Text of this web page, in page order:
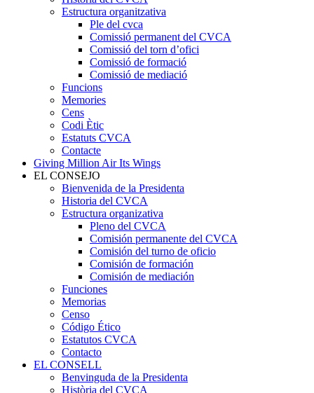
Estructura organitzativa
Ple del cvca
Comissió permanent del CVCA
Comissió del torn d’ofici
Comissió de formació
Comissió de mediació
Funcions
Memories
Cens
Codi Ètic
Estatuts CVCA
Contacte
Giving Million Air Its Wings
EL CONSEJO
Bienvenida de la Presidenta
Historia del CVCA
Estructura organizativa
Pleno del CVCA
Comisión permanente del CVCA
Comisión del turno de oficio
Comisión de formación
Comisión de mediación
Funciones
Memorias
Censo
Código Ético
Estatutos CVCA
Contacto
EL CONSELL
Benvinguda de la Presidenta
Història del CVCA